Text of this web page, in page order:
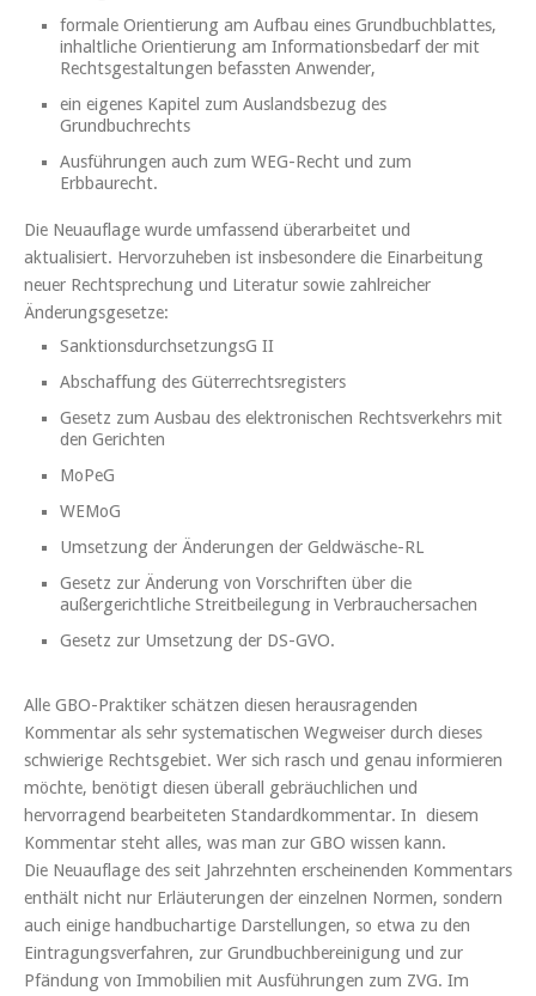
formale Orientierung am Aufbau eines Grundbuchblattes,
inhaltliche Orientierung am Informationsbedarf der mit
Rechtsgestaltungen befassten Anwender,
ein eigenes Kapitel zum Auslandsbezug des
Grundbuchrechts
Ausführungen auch zum WEG-Recht und zum
Erbbaurecht.
Die Neuauflage wurde umfassend überarbeitet und
aktualisiert. Hervorzuheben ist insbesondere die Einarbeitung
neuer Rechtsprechung und Literatur sowie zahlreicher
Änderungsgesetze:
SanktionsdurchsetzungsG II
Abschaffung des Güterrechtsregisters
Gesetz zum Ausbau des elektronischen Rechtsverkehrs mit
den Gerichten
MoPeG
WEMoG
Umsetzung der Änderungen der Geldwäsche-RL
Gesetz zur Änderung von Vorschriften über die
außergerichtliche Streitbeilegung in Verbrauchersachen
Gesetz zur Umsetzung der DS-GVO.
Alle GBO-Praktiker schätzen diesen herausragenden
Kommentar als sehr systematischen Wegweiser durch dieses
schwierige Rechtsgebiet. Wer sich rasch und genau informieren
möchte, benötigt diesen überall gebräuchlichen und
hervorragend bearbeiteten Standardkommentar. In diesem
Kommentar steht alles, was man zur GBO wissen kann.
Die Neuauflage des seit Jahrzehnten erscheinenden Kommentars
enthält nicht nur Erläuterungen der einzelnen Normen, sondern
auch einige handbuchartige Darstellungen, so etwa zu den
Eintragungsverfahren, zur Grundbuchbereinigung und zur
Pfändung von Immobilien mit Ausführungen zum ZVG. Im